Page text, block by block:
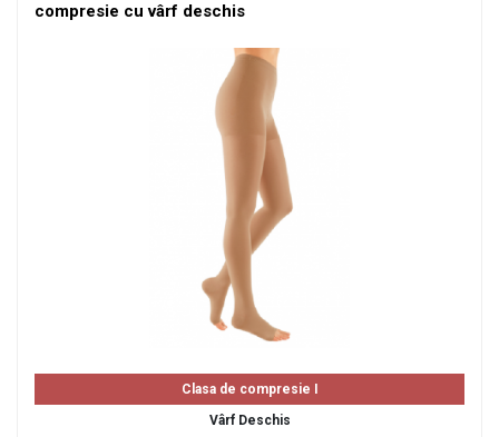
compresie cu vârf deschis
Clasa de compresie I
Vârf Deschis